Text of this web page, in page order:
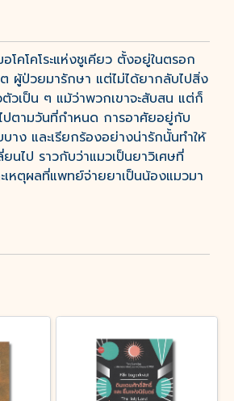
โคโคโระแห่งชูเคียว ตั้งอยู่ในตรอก
ผู้ป่วยมารักษา แต่ไม่ได้ยากลับไปสิ่ง
วเป็น ๆ แม้ว่าพวกเขาจะสับสน แต่ก็
ปตามวันที่กำหนด การอาศัยอยู่กับ
าง และเรียกร้องอย่างน่ารักนั้นทำให้
นไป ราวกับว่าแมวเป็นยาวิเศษที่
เหตุผลที่แพทย์จ่ายยาเป็นน้องแมวมา